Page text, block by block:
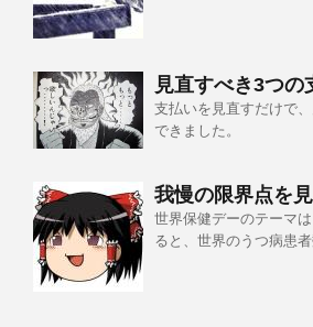
見直すべき3つの
支払いを見直すだけで
できました。
我慢の限界点を
世界保健デーのテーマ
ると、世界のうつ病患